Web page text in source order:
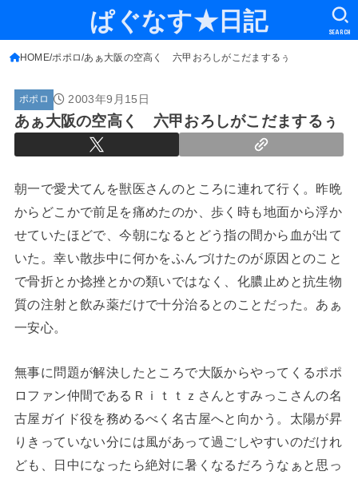
ぱぐなす★日記 SEARCH
HOME ポポロ あぁ大阪の空高く 六甲おろしがこだまするぅ
ポポロ 2003年9月15日
あぁ大阪の空高く 六甲おろしがこだまするぅ
朝一で愛犬てんを獣医さんのところに連れて行く。昨晩
からどこかで前足を痛めたのか、歩く時も地面から浮か
せていたほどで、今朝になるとどう指の間から血が出て
いた。幸い散歩中に何かをふんづけたのが原因とのこと
で骨折とか捻挫とかの類いではなく、化膿止めと抗生物
質の注射と飲み薬だけで十分治るとのことだった。あぁ
一安心。
無事に問題が解決したところで大阪からやってくるポポ
ロファン仲間であるＲｉｔｔｚさんとすみっこさんの名
古屋ガイド役を務めるべく名古屋へと向かう。太陽が昇
りきっていない分には風があって過ごしやすいのだけれ
ども、日中になったら絶対に暑くなるだろうなぁと思っ